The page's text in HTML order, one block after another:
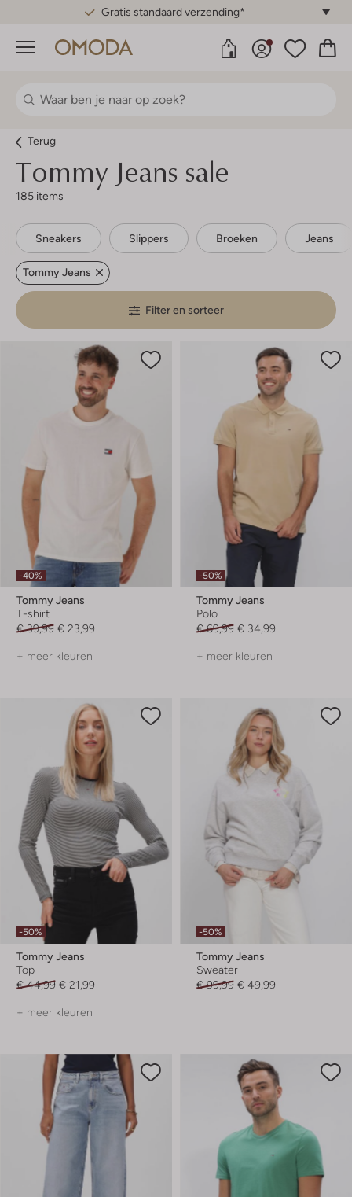
Gratis standaard verzending*
Menu
Terug
Tommy Jeans sale
185 items
Sneakers Slippers Broeken Jeans
Tommy Jeans
Filter en sorteer
-40%
Tommy Jeans
T-shirt
€ 39,99 € 23,99
+ meer kleuren
-50%
Tommy Jeans
Polo
€ 69,99 € 34,99
+ meer kleuren
-50%
Tommy Jeans
Top
€ 44,99 € 21,99
+ meer kleuren
-50%
Tommy Jeans
Sweater
€ 99,99 € 49,99